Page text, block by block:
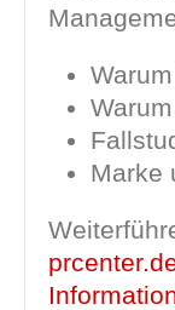
Marke